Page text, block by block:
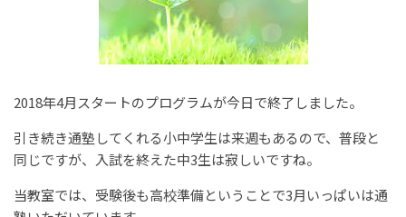
2018年4月スタートのプログラムが今日で終了しました。
引き続き通塾してくれる小中学生は来週もあるので、普段と
同じですが、入試を終えた中3生は寂しいですね。
当教室では、受験後も高校準備ということで3月いっぱいは通